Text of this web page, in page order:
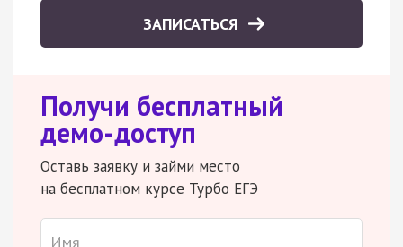
ЗАПИСАТЬСЯ
Получи бесплатный
демо-доступ
Оставь заявку и займи место
на бесплатном курсе Турбо ЕГЭ